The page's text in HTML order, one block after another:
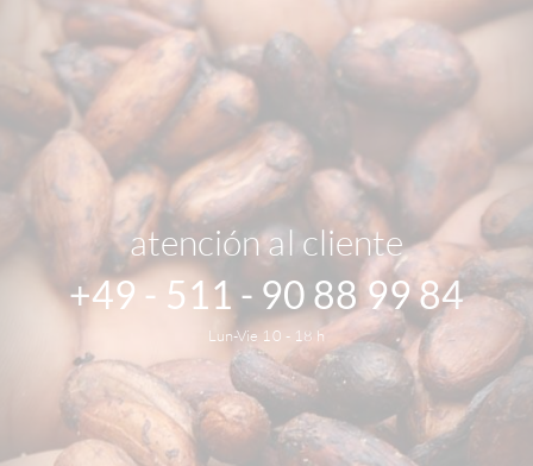
atención al cliente
+49 - 511 - 90 88 99 84
Lun-Vie 10 - 18 h